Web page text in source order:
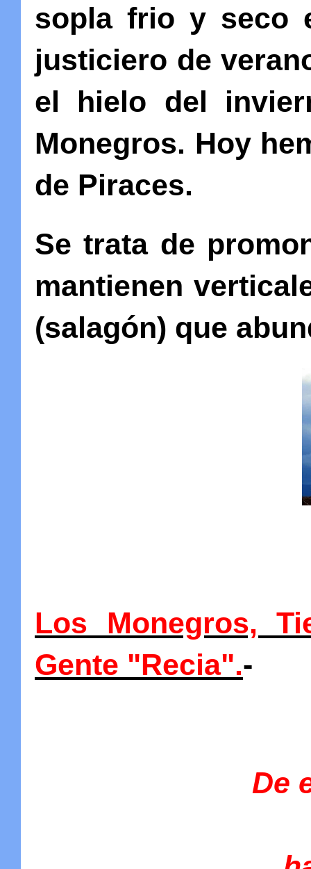
sopla frio y seco
justiciero de
el hielo del
Monegros. Hoy
de Piraces.
Se trata de
mantienen
(salagón) que
Los Monegros,
Gente "Recia".-
De